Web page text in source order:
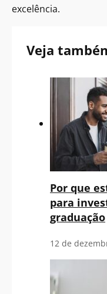
excelência.
Veja
Por que
para
graduação
12 de